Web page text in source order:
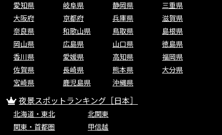
愛知県
岐阜県 静岡県
三重県
大阪府
京都府 兵庫県
滋賀県
奈良県
和歌山県 鳥取県
島根県
岡山県
広島県 山口県
徳島県
香川県
愛媛県 高知県
福岡県
佐賀県
長崎県 熊本県
大分県
宮崎県
鹿児島県 沖縄県
夜景スポットランキング［日本］
北海道・東北
北関東
関東・首都圏
甲信越